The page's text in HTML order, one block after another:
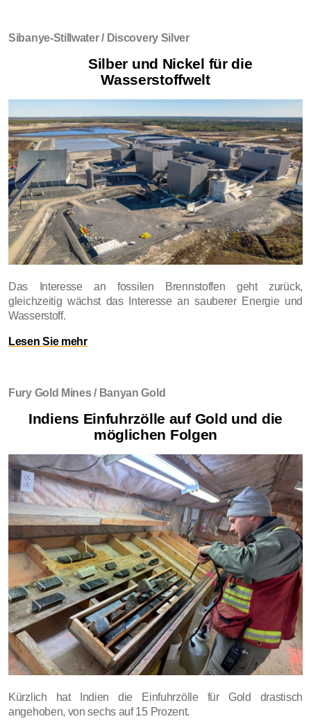
Sibanye-Stillwater / Discovery Silver
Silber und Nickel für die
Wasserstoffwelt
Das Interesse an fossilen Brennstoffen geht zurück,
gleichzeitig wächst das Interesse an sauberer Energie und
Wasserstoff.
Lesen Sie mehr
Fury Gold Mines / Banyan Gold
Indiens Einfuhrzölle auf Gold und die
möglichen Folgen
Kürzlich hat Indien die Einfuhrzölle für Gold drastisch
angehoben, von sechs auf 15 Prozent.